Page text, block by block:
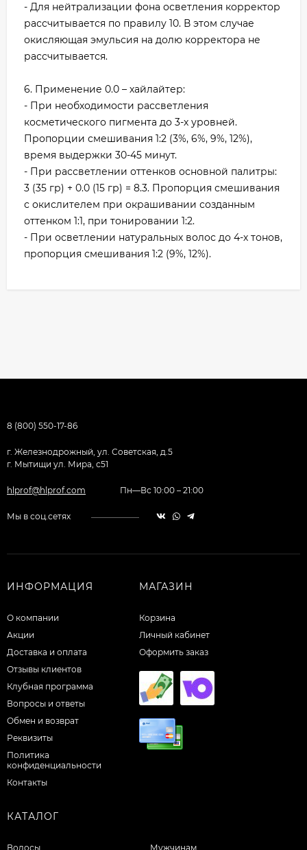
- Для нейтрализации фона осветления корректор
рассчитывается по правилу 10. В этом случае
окисляющая эмульсия на долю корректора не
рассчитывается.
6. Применение 0.0 – хайлайтер:
- При необходимости рассветления
косметического пигмента до 3-х уровней.
Пропорции смешивания 1:2 (3%, 6%, 9%, 12%),
время выдержки 30-45 минут.
- При рассветлении оттенков основной палитры:
3 (35 гр) + 0.0 (15 гр) = 8.3. Пропорция смешивания
с окислителем при окрашивании созданным
оттенком 1:1, при тонировании 1:2.
- При осветлении натуральных волос до 4-х тонов,
пропорция смешивания 1:2 (9%, 12%).
8 (800) 550-17-86
г. Железнодрожный, ул. Советская, д.5
г. Мытищи ул. Мира, с51
hlprof@hlprof.com Пн—Вс 10:00 – 21:00
Мы в соц.сетях
ИНФОРМАЦИЯ
О компании
Акции
Доставка и оплата
Отзывы клиентов
Клубная программа
Вопросы и ответы
Обмен и возврат
Реквизиты
Политика
конфиденциальности
Контакты
МАГАЗИН
Корзина
Личный кабинет
Оформить заказ
КАТАЛОГ
Волосы Мужчинам